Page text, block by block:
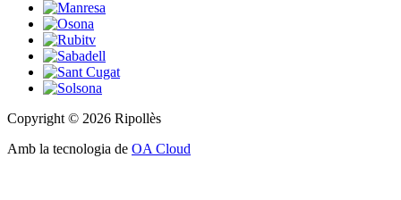
Copyright © 2026 Ripollès
Amb la tecnologia de OA Cloud